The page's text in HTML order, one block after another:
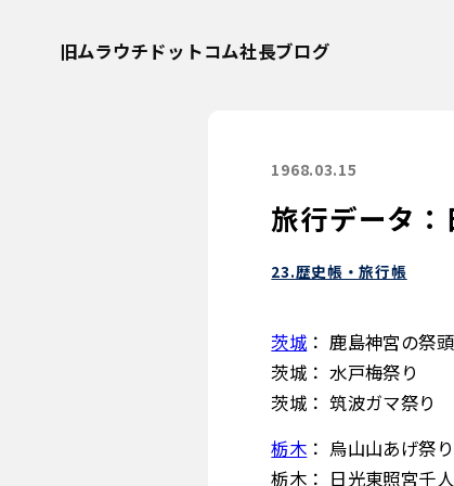
旧ムラウチドットコム社長ブログ
1968.03.15
旅行データ
23.歴史帳・旅行帳
茨城 ： 鹿島神宮の祭
茨城： 水戸梅祭り
茨城： 筑波ガマ祭り
栃木 ： 烏山山あげ祭り
栃木： 日光東照宮千